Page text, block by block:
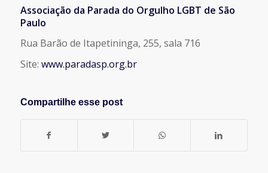
Associação da Parada do Orgulho LGBT de São
Paulo
Rua Barão de Itapetininga, 255, sala 716
Site: www.paradasp.org.br
Compartilhe esse post